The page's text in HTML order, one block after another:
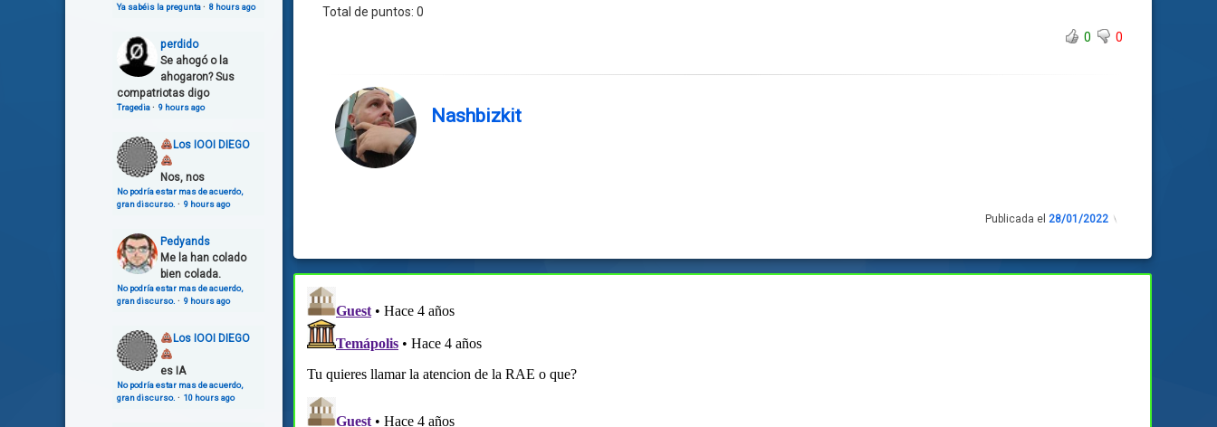
Total de puntos: 0
0
0
Nashbizkit
Publicada el 28/01/2022
28/01/2022
Ya sabéis la pregunta· 8 hours ago
perdido
Se ahogó o la
ahogaron? Sus
compatriotas digo
Tragedia· 9 hours ago
Los IOOI DIEGO
Nos, nos
No podría estar mas de acuerdo,
gran discurso. · 9 hours ago
Pedyands
Me la han colado
bien colada.
No podría estar mas de acuerdo,
gran discurso. · 9 hours ago
Los IOOI DIEGO
es IA
No podría estar mas de acuerdo,
gran discurso. · 10 hours ago